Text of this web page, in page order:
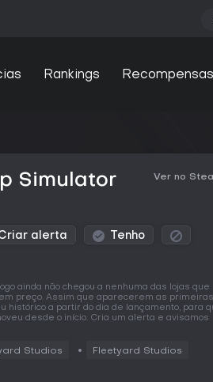
Rankings Recompensas
Simulator
Ver no
alerta Tenho
ainda não chegou a nenhuma das lojas que
preço. Assim que aparecerem as primeiras
histórico a partir do dia de lançamento, para
desde o início. Cria um alerta e avisamos
Studios Fleetyard Studios